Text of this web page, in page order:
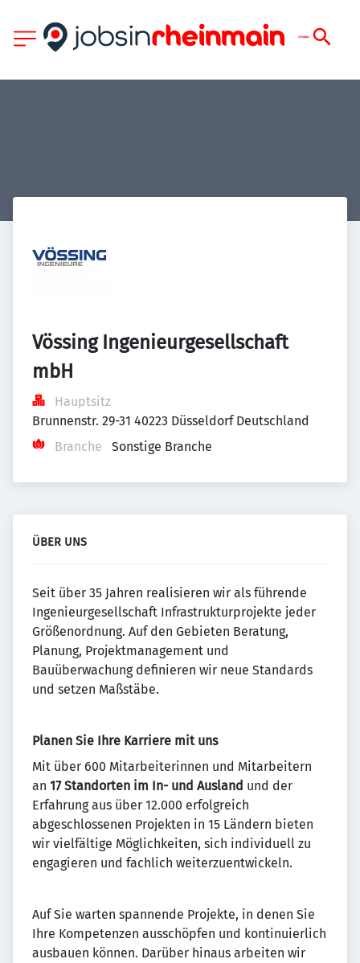
Vössing Ingenieurgesellschaft
mbH
Hauptsitz
Brunnenstr. 29-31 40223 Düsseldorf Deutschland
Branche
Sonstige Branche
ÜBER UNS
Seit über 35 Jahren realisieren wir als führende
Ingenieurgesellschaft Infrastrukturprojekte jeder
Größenordnung. Auf den Gebieten Beratung,
Planung, Projektmanagement und
Bauüberwachung definieren wir neue Standards
und setzen Maßstäbe.
Planen Sie Ihre Karriere mit uns
Mit über 600 Mitarbeiterinnen und Mitarbeitern
an 17 Standorten im In- und Ausland und der
Erfahrung aus über 12.000 erfolgreich
abgeschlossenen Projekten in 15 Ländern bieten
wir vielfältige Möglichkeiten, sich individuell zu
engagieren und fachlich weiterzuentwickeln.
Auf Sie warten spannende Projekte, in denen Sie
Ihre Kompetenzen ausschöpfen und kontinuierlich
ausbauen können. Darüber hinaus arbeiten wir